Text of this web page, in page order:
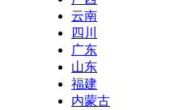
云南
四川
广东
山东
福建
内蒙古